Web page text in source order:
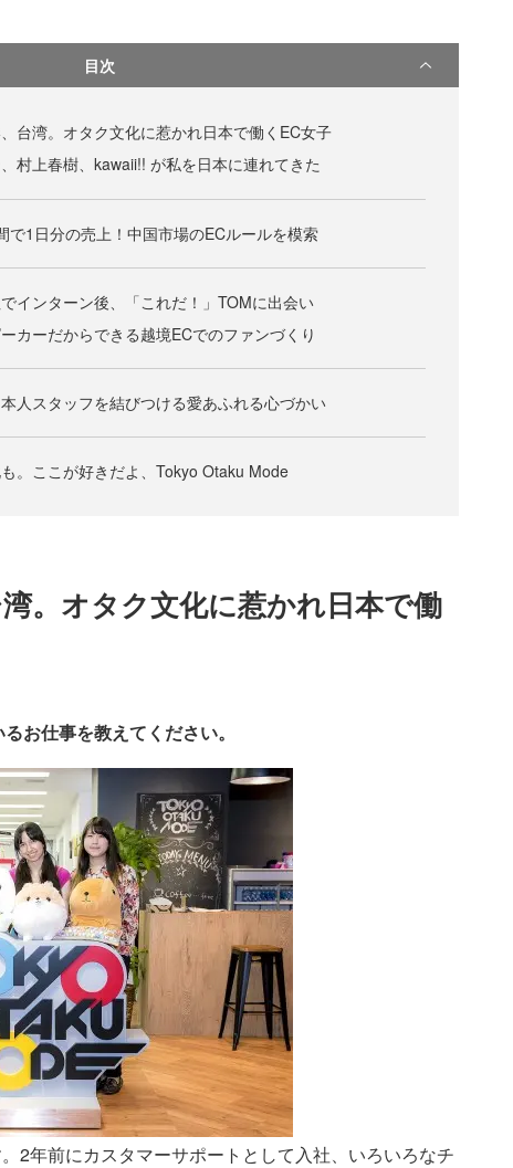
目次
台湾。オタク文化に惹かれ日本で働くEC女子
村上春樹、kawaii!! が私を日本に連れてきた
で1日分の売上！中国市場のECルールを模索
インターン後、「これだ！」TOMに出会い
カーだからできる越境ECでのファンづくり
人スタッフを結びつける愛あふれる心づかい
。ここが好きだよ、Tokyo Otaku Mode
。オタク文化に惹かれ日本で働
お仕事を教えてください。
2年前にカスタマーサポートとして入社、いろいろなチ